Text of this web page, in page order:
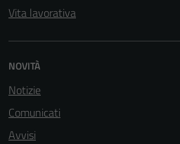
Vita lavorativa
NOVITÀ
Notizie
Comunicati
Avvisi